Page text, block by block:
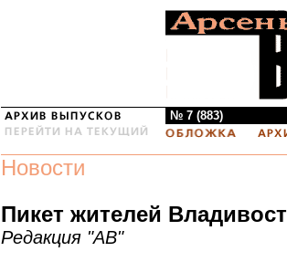
№ 7 (883)
Новости
Пикет жителей
Редакция "АВ"